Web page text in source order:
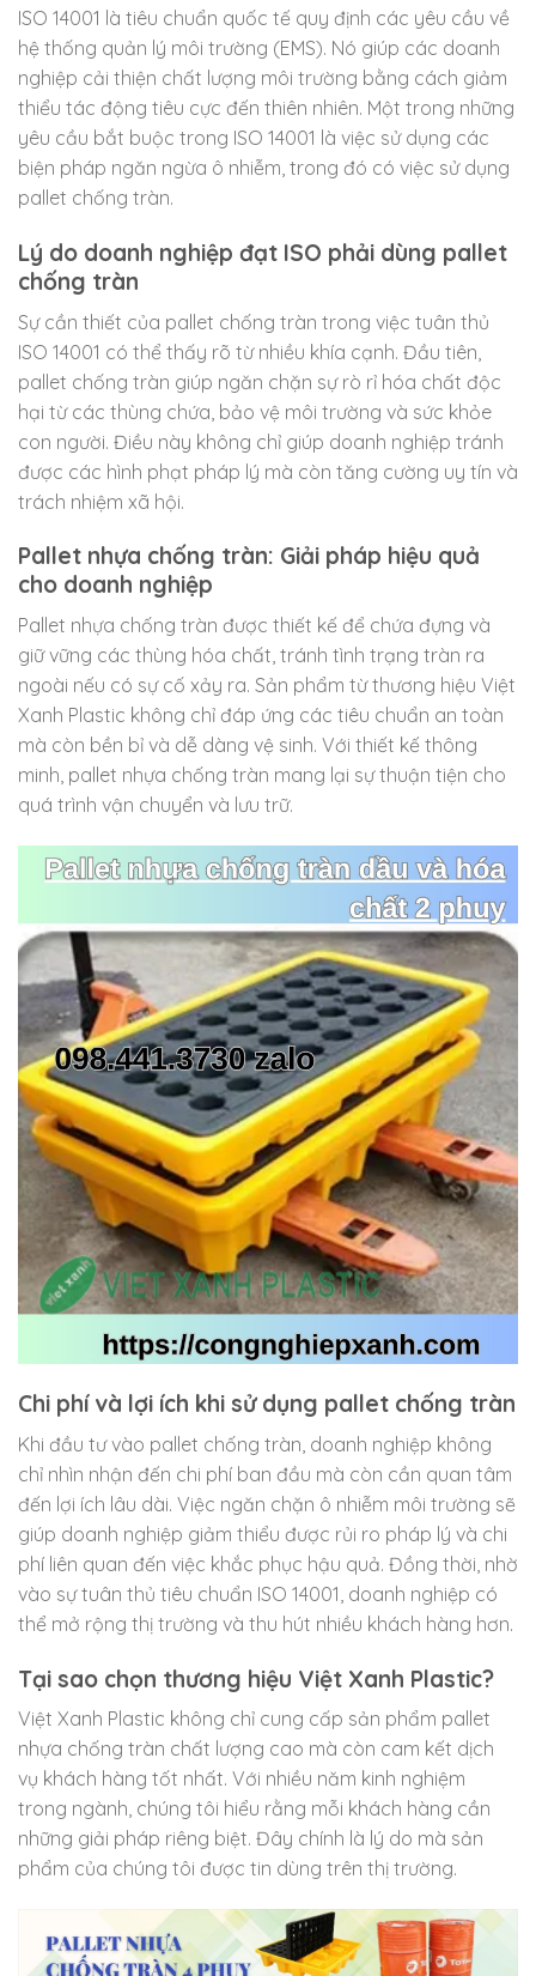
ISO 14001 là tiêu chuẩn quốc tế quy định các yêu cầu về
hệ thống quản lý môi trường (EMS). Nó giúp các doanh
nghiệp cải thiện chất lượng môi trường bằng cách giảm
thiểu tác động tiêu cực đến thiên nhiên. Một trong những
yêu cầu bắt buộc trong ISO 14001 là việc sử dụng các
biện pháp ngăn ngừa ô nhiễm, trong đó có việc sử dụng
pallet chống tràn.
Lý do doanh nghiệp đạt ISO phải dùng pallet
chống tràn
Sự cần thiết của pallet chống tràn trong việc tuân thủ
ISO 14001 có thể thấy rõ từ nhiều khía cạnh. Đầu tiên,
pallet chống tràn giúp ngăn chặn sự rò rỉ hóa chất độc
hại từ các thùng chứa, bảo vệ môi trường và sức khỏe
con người. Điều này không chỉ giúp doanh nghiệp tránh
được các hình phạt pháp lý mà còn tăng cường uy tín và
trách nhiệm xã hội.
Pallet nhựa chống tràn: Giải pháp hiệu quả
cho doanh nghiệp
Pallet nhựa chống tràn được thiết kế để chứa đựng và
giữ vững các thùng hóa chất, tránh tình trạng tràn ra
ngoài nếu có sự cố xảy ra. Sản phẩm từ thương hiệu Việt
Xanh Plastic không chỉ đáp ứng các tiêu chuẩn an toàn
mà còn bền bỉ và dễ dàng vệ sinh. Với thiết kế thông
minh, pallet nhựa chống tràn mang lại sự thuận tiện cho
quá trình vận chuyển và lưu trữ.
Chi phí và lợi ích khi sử dụng pallet chống tràn
Khi đầu tư vào pallet chống tràn, doanh nghiệp không
chỉ nhìn nhận đến chi phí ban đầu mà còn cần quan tâm
đến lợi ích lâu dài. Việc ngăn chặn ô nhiễm môi trường sẽ
giúp doanh nghiệp giảm thiểu được rủi ro pháp lý và chi
phí liên quan đến việc khắc phục hậu quả. Đồng thời, nhờ
vào sự tuân thủ tiêu chuẩn ISO 14001, doanh nghiệp có
thể mở rộng thị trường và thu hút nhiều khách hàng hơn.
Tại sao chọn thương hiệu Việt Xanh Plastic?
Việt Xanh Plastic không chỉ cung cấp sản phẩm pallet
nhựa chống tràn chất lượng cao mà còn cam kết dịch
vụ khách hàng tốt nhất. Với nhiều năm kinh nghiệm
trong ngành, chúng tôi hiểu rằng mỗi khách hàng cần
những giải pháp riêng biệt. Đây chính là lý do mà sản
phẩm của chúng tôi được tin dùng trên thị trường.